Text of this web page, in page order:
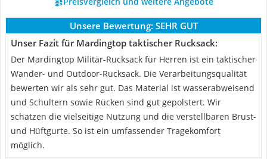
Unsere Bewertung: SEHR GUT
Unser Fazit für Mardingtop taktischer Rucksack:
Der Mardingtop Militär-Rucksack für Herren ist ein taktischer
Wander- und Outdoor-Rucksack. Die Verarbeitungsqualität
bewerten wir als sehr gut. Das Material ist wasserabweisend
und Schultern sowie Rücken sind gut gepolstert. Wir
schätzen die vielseitige Nutzung und die verstellbaren Brust-
und Hüftgurte. So ist ein umfassender Tragekomfort
möglich.